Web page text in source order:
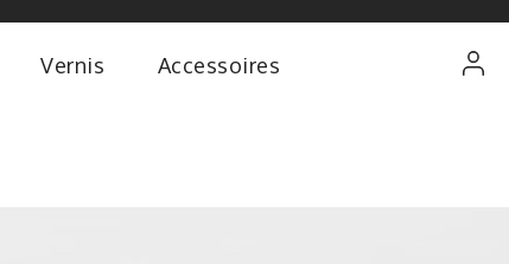
Vernis Accessoires